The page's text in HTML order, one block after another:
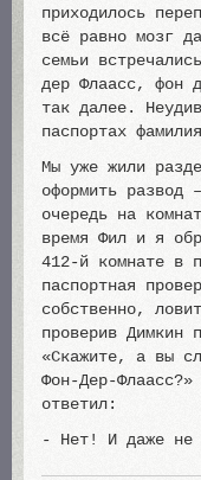
приходилось
всё равно мозг
семьи
дер Флаасс, фон
так далее.
паспортах
Мы уже жили
оформить развод
очередь на
время Фил и я
412-й комнате в
паспортная
собственно,
проверив Димкин
«Скажите, а вы
Фон-Дер-
ответил:
- Нет! И даже не